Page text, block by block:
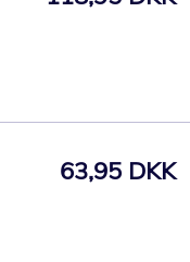
63,95 DKK